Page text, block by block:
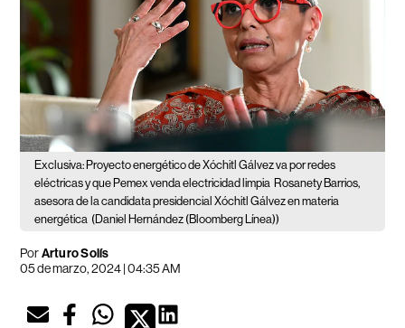
Exclusiva: Proyecto energético de Xóchitl Gálvez va por redes
eléctricas y que Pemex venda electricidad limpia Rosanety Barrios,
asesora de la candidata presidencial Xóchitl Gálvez en materia
energética (Daniel Hernández (Bloomberg Línea))
PorArturo Solís
05 de marzo, 2024 | 04:35 AM